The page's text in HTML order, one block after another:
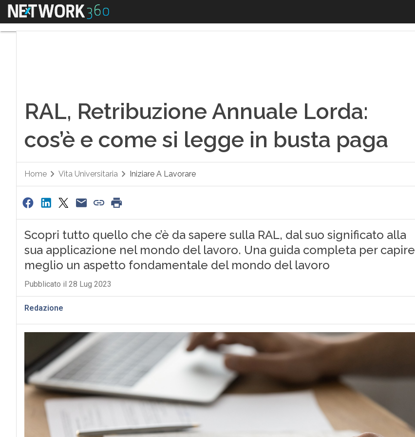
Menu
RAL, Retribuzione Annuale Lorda:
cos’è e come si legge in busta paga
Home Vita Universitaria Iniziare A Lavorare
Scopri tutto quello che c’è da sapere sulla RAL, dal suo significato alla
sua applicazione nel mondo del lavoro. Una guida completa per capire
meglio un aspetto fondamentale del mondo del lavoro
Pubblicato il 28 Lug 2023
Redazione